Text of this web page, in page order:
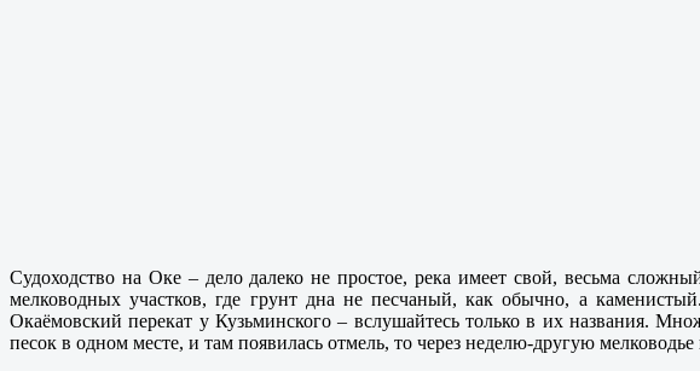
Судоходство на Оке – дело далеко не простое, река имеет свой, весьма
мелководных участков, где грунт дна не песчаный, как обычно, а
Окаёмовский перекат у Кузьминского – вслушайтесь только в их названия.
песок в одном месте, и там появилась отмель, то через неделю-другую